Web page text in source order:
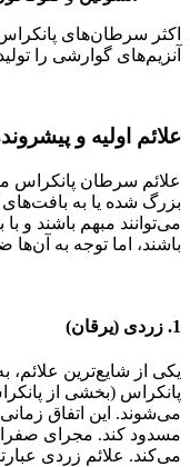
اکثر سرطان‌های
آنزیم‌های گوارشی را
علائم اولیه و
علائم سرطان پانکراس
بزرگ شده یا به
می‌توانند مبهم باشند و
باشند، اما توجه به
1. زردی (یرقان)
یکی از شایع‌ترین
پانکراس (بخشی از
می‌شوند. این اتفاق
مسدود کند. مجرای
می‌کند. علائم زردی